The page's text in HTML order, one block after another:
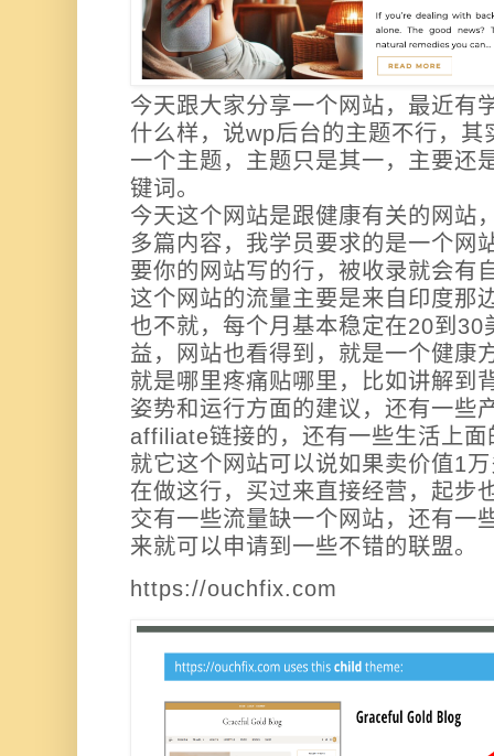
今天跟大家分享一个网站，最近有
什么样，说wp后台的主题不行，
一个主题，主题只是其一，主要还
键词。
今天这个网站是跟健康有关的网站
多篇内容，我学员要求的是一个网
要你的网站写的行，被收录就会有
这个网站的流量主要是来自印度那
也不就，每个月基本稳定在20到30
益，网站也看得到，就是一个健康
就是哪里疼痛贴哪里，比如讲解到
姿势和运行方面的建议，还有一些
affiliate链接的，还有一些生活上面
就它这个网站可以说如果卖价值1
在做这行，买过来直接经营，起步
交有一些流量缺一个网站，还有一
来就可以申请到一些不错的联盟。
https://ouchfix.com